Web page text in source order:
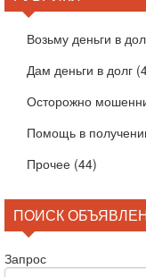
Возьму деньги в
Дам деньги в долг
Осторожно
Помощь в
Прочее (44)
ПОИСК
Запрос